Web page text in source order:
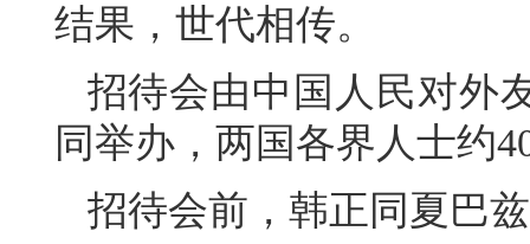
结果，世代相传。
招待会由中国人民对外
同举办，两国各界人士约
招待会前，韩正同夏巴